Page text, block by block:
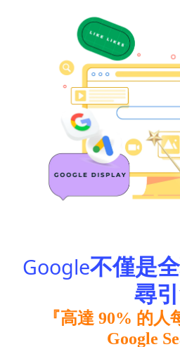
Google不僅是
尋
『高達 90% 的人
Google